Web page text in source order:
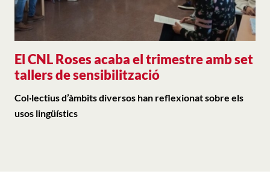
El CNL Roses acaba el trimestre amb set
tallers de sensibilització
Col·lectius d’àmbits diversos han reflexionat sobre els
usos lingüístics